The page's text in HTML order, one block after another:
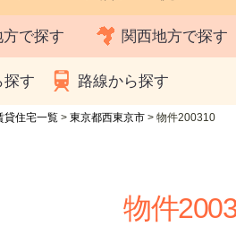
方で探す 関西地方で探す
探す 路線から探す
貸住宅一覧 > 東京都西東京市 > 物件200310
物件